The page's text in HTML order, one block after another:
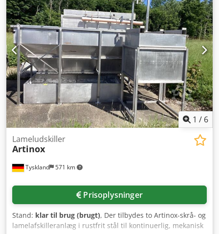
1 / 6
Tyskland 571 km
Lameludskiller
Artinox
Prisoplysninger
Stand: klar til brug (brugt), Der tilbydes to Artinox-skrå- og
lamelafskilleranlæg i rustfrit stål til kontinuerlig, mekanisk